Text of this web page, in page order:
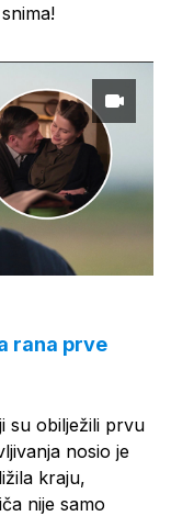
rana prve
su obilježili prvu
nosio je
kraju,
nije samo